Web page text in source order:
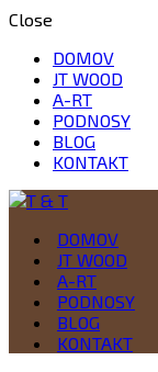
Close
DOMOV
JT WOOD
A-RT
PODNOSY
BLOG
KONTAKT
T & T
Drevo je naša vášeň
DOMOV
JT WOOD
A-RT
PODNOSY
BLOG
KONTAKT